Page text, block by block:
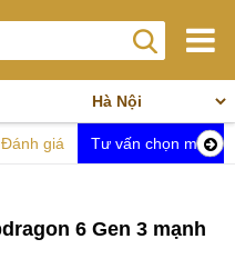
giá Tư vấn chọn mua
6 Gen 3 mạnh